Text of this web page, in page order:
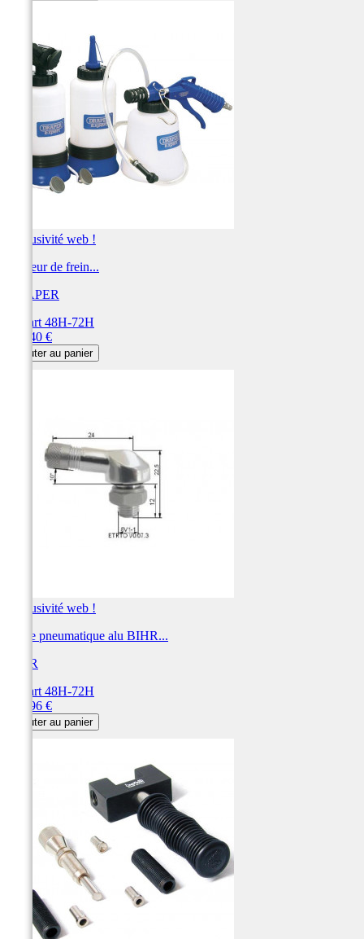
Exclusivité web !
Purgeur de frein...
DRAPER
Départ 48H-72H
140,40 €
Ajouter au panier
Exclusivité web !
Valve pneumatique alu BIHR...
BIHR
Départ 48H-72H
135,96 €
Ajouter au panier